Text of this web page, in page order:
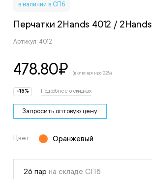
в наличии в СПб
Перчатки 2Hands 4012 / 2Hands
Артикул: 4012
478.80₽ (включая ндс 22%)
-15% Подробнее о скидках
Запросить оптовую цену
Цвет: Оранжевый
26 пар на складе СПб